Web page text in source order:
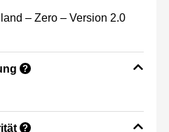
– Zero – Version 2.0
?
?